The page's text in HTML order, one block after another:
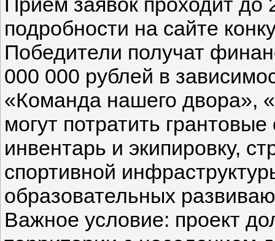
подробности на сайте
Победители получат
000 000 рублей в
«Команда нашего двора»,
могут потратить
инвентарь и экипировку,
спортивной
образовательных
Важное условие: проект